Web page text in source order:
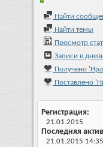
Найти
Найти темы
Просмотр
Записи в
Получено
Поставлено
Регистрация
21.01.2015
Последняя
21.01.2015 14:35